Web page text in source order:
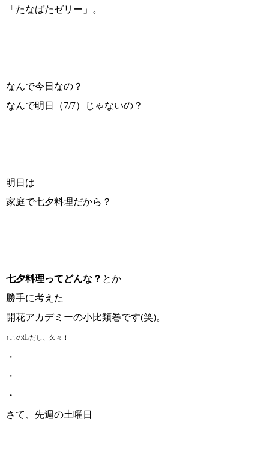
「たなばたゼリー」。
なんで今日なの？
なんで明日（7/7）じゃないの？
明日は
家庭で七夕料理だから？
七夕料理ってどんな？ とか
勝手に考えた
開花アカデミーの小比類巻です(笑)。
↑この出だし、久々！
・
・
・
さて、先週の土曜日